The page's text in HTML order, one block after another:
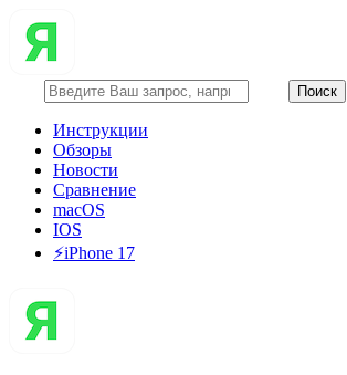
Инструкции
Обзоры
Новости
Сравнение
macOS
IOS
⚡️iPhone 17